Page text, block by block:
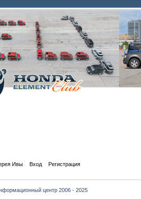
Ивы Вход Регистрация
центр 2006 - 2025